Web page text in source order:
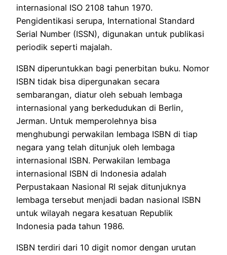
internasional ISO 2108 tahun 1970.
Pengidentikasi serupa, International Standard
Serial Number (ISSN), digunakan untuk publikasi
periodik seperti majalah.
ISBN diperuntukkan bagi penerbitan buku. Nomor
ISBN tidak bisa dipergunakan secara
sembarangan, diatur oleh sebuah lembaga
internasional yang berkedudukan di Berlin,
Jerman. Untuk memperolehnya bisa
menghubungi perwakilan lembaga ISBN di tiap
negara yang telah ditunjuk oleh lembaga
internasional ISBN. Perwakilan lembaga
internasional ISBN di Indonesia adalah
Perpustakaan Nasional RI sejak ditunjuknya
lembaga tersebut menjadi badan nasional ISBN
untuk wilayah negara kesatuan Republik
Indonesia pada tahun 1986.
ISBN terdiri dari 10 digit nomor dengan urutan